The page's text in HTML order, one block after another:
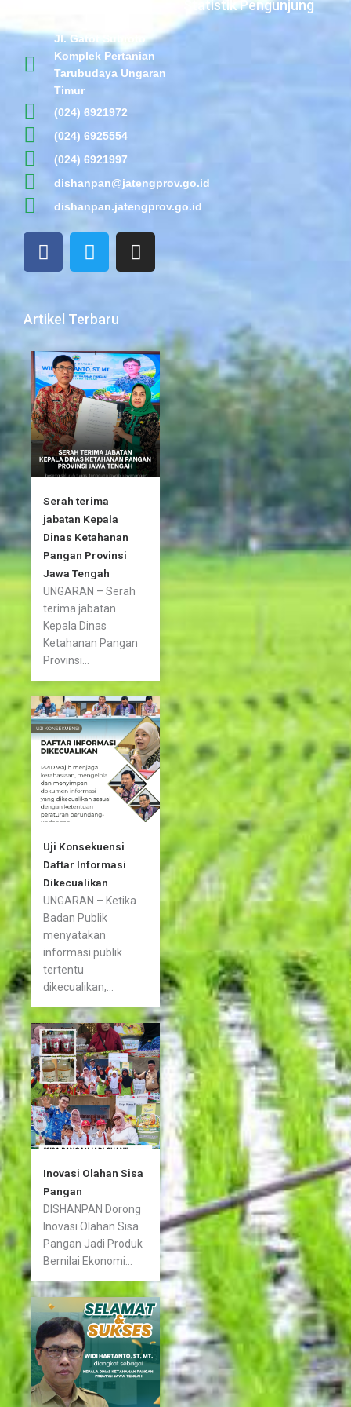
Jl. Gatot Subroto
Komplek Pertanian
Tarubudaya Ungaran
Timur
(024) 6921972
(024) 6925554
(024) 6921997
dishanpan@jatengprov.go.id
dishanpan.jatengprov.go.id
F
a
b
o
k
-
f
T
w
t
r
I
n
g
r
a
m
Statistik Pengunjung
Artikel Terbaru
Serah terima
jabatan Kepala
Dinas Ketahanan
Pangan Provinsi
Jawa Tengah
UNGARAN – Serah
terima jabatan
Kepala Dinas
Ketahanan Pangan
Provinsi...
Uji Konsekuensi
Daftar Informasi
Dikecualikan
UNGARAN – Ketika
Badan Publik
menyatakan
informasi publik
tertentu
dikecualikan,...
Inovasi Olahan Sisa
Pangan
DISHANPAN Dorong
Inovasi Olahan Sisa
Pangan Jadi Produk
Bernilai Ekonomi...